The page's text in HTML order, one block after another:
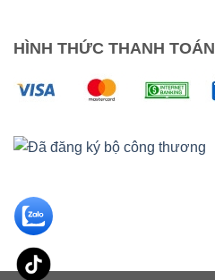
HÌNH THỨC THANH TOÁN